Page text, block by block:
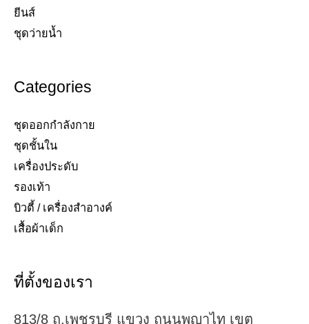
ยีนส์​
ชุดว่ายน้ำ​
Categories
ชุดออกกำลังกาย
ชุดชั้นใน
เครื่องประดับ​
รองเท้า​
บิวตี้ / เครื่องสำอางค์
เสื้อผ้าเด็ก
ที่ตั้งของเรา
813/8 ถ.เพชรบุรี แขวง ถนนพญาไท เขต